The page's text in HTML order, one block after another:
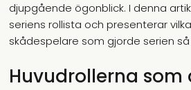
djupgående ögonblick. I denna
seriens rollista och presenterar
skådespelare som gjorde serien
Huvudrollerna